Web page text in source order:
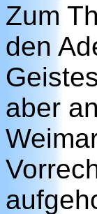
Zum
den
aber